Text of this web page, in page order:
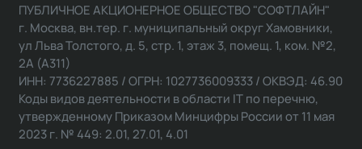
ПУБЛИЧНОЕ АКЦИОНЕРНОЕ ОБЩЕСТВО "СОФТЛАЙН"
г. Москва, вн.тер. г. муниципальный округ Хамовники,
ул Льва Толстого, д. 5, стр. 1, этаж 3, помещ. 1, ком. №2,
2А (А311)
ИНН: 7736227885 / ОГРН: 1027736009333 / ОКВЭД: 46.90
Коды видов деятельности в области IT по перечню,
утвержденному Приказом Минцифры России от 11 мая
2023 г. № 449: 2.01, 27.01, 4.01